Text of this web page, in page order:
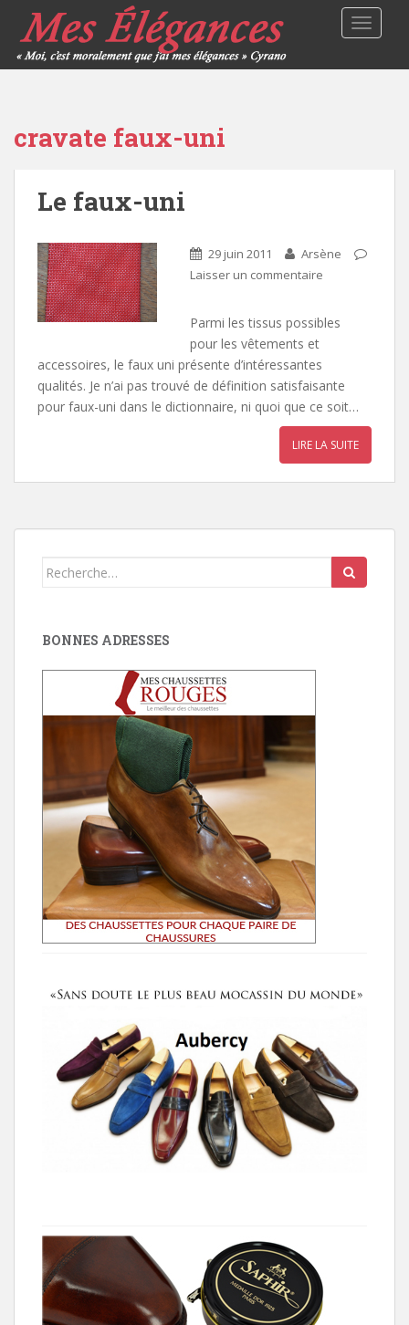
cravate faux-uni
Le faux-uni
29 juin 2011
Arsène
Laisser un commentaire
Parmi les tissus possibles
pour les vêtements et
accessoires, le faux uni présente d’intéressantes
qualités. Je n’ai pas trouvé de définition satisfaisante
pour faux-uni dans le dictionnaire, ni quoi que ce soit…
LIRE LA SUITE
Search
BONNES ADRESSES